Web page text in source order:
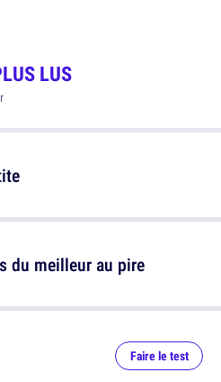
LUS
du meilleur au pire
Faire le test